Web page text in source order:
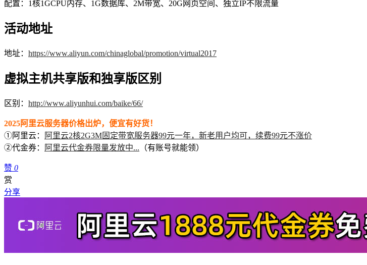
配置：1核1GCPU内存、1G数据库、2M带宽、20G网页空间、独立IP不限流量
活动地址
地址： https://www.aliyun.com/chinaglobal/promotion/virtual2017
虚拟主机共享版和独享版区别
区别： http://www.aliyunhui.com/baike/66/
2025阿里云服务器价格出炉，便宜有好货！
①阿里云：
阿里云2核2G3M固定带宽服务器99元一年，新老用户均可，续费99元不涨价
②代金券：
阿里云代金券限量发放中... （有账号就能领）
赞 0
赏
分享